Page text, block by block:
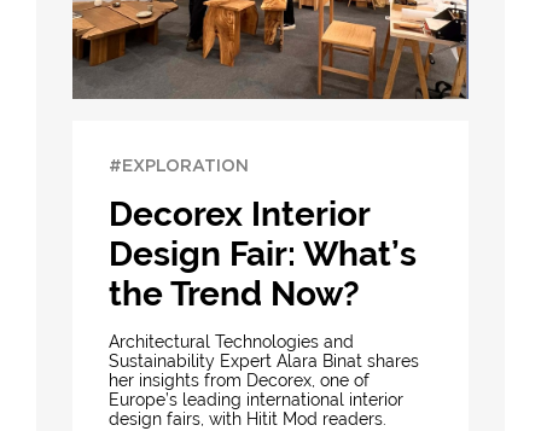
#EXPLORATION
Decorex Interior
Design Fair: What’s
the Trend Now?
Architectural Technologies and
Sustainability Expert Alara Binat shares
her insights from Decorex, one of
Europe’s leading international interior
design fairs, with Hitit Mod readers.